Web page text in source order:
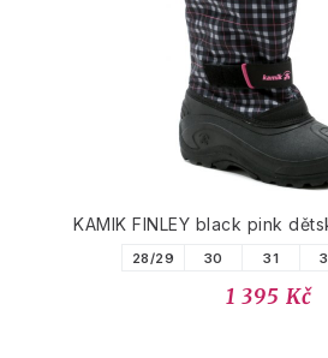
KAMIK FINLEY black pink
28/29 30 31
1 395 Kč